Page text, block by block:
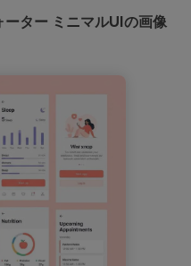
ター ミニマルUIの画像